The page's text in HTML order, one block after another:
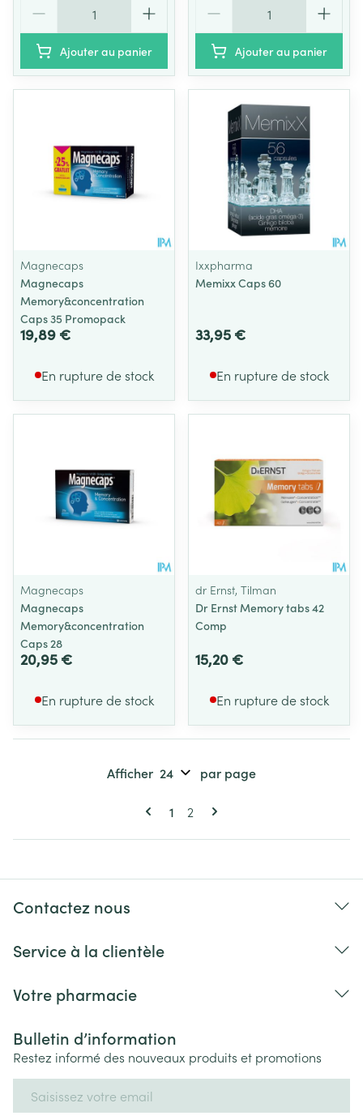
Ajouter au panier Ajouter au panier
Magnecaps
Magnecaps
Memory&concentration
Caps 35 Promopack
19,89 €
En rupture de stock
Ixxpharma
Memixx Caps 60
33,95 €
En rupture de stock
Magnecaps
Magnecaps
Memory&concentration
Caps 28
20,95 €
En rupture de stock
dr Ernst, Tilman
Dr Ernst Memory tabs 42
Comp
15,20 €
En rupture de stock
Pages
Vous lisez actuellement la page
1 Page
2
Afficher par page
Contactez nous
Service à la clientèle
Votre pharmacie
Bulletin d’information
Restez informé des nouveaux produits et promotions